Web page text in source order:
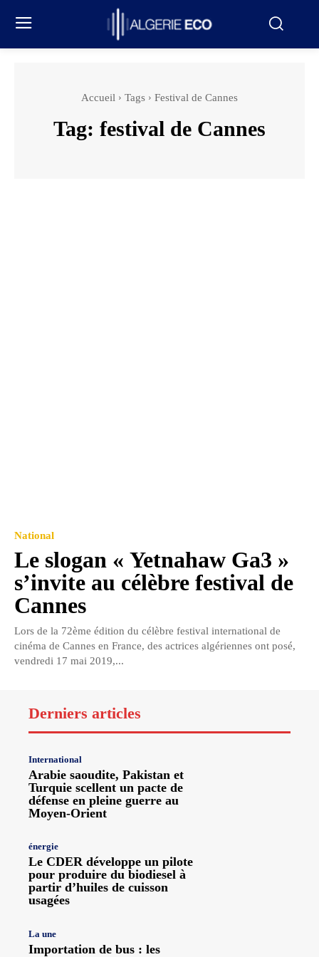
Accueil Tags Festival de Cannes
Tag: festival de Cannes
National
Le slogan « Yetnahaw Ga3 »
s’invite au célèbre festival de
Cannes
Lors de la 72ème édition du célèbre festival international de
cinéma de Cannes en France, des actrices algériennes ont posé,
vendredi 17 mai 2019,...
Derniers articles
International
Arabie saoudite, Pakistan et
Turquie scellent un pacte de
défense en pleine guerre au
Moyen-Orient
énergie
Le CDER développe un pilote
pour produire du biodiesel à
partir d’huiles de cuisson
usagées
La une
Importation de bus : les